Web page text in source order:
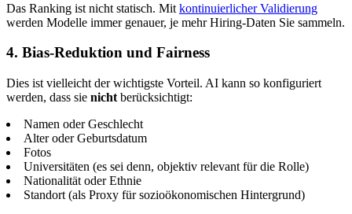
Das Ranking ist nicht statisch. Mit kontinuierlicher Validierung
werden Modelle immer genauer, je mehr Hiring-Daten Sie sammeln.
4. Bias-Reduktion und Fairness
Dies ist vielleicht der wichtigste Vorteil. AI kann so konfiguriert
werden, dass sie nicht berücksichtigt:
Namen oder Geschlecht
Alter oder Geburtsdatum
Fotos
Universitäten (es sei denn, objektiv relevant für die Rolle)
Nationalität oder Ethnie
Standort (als Proxy für sozioökonomischen Hintergrund)